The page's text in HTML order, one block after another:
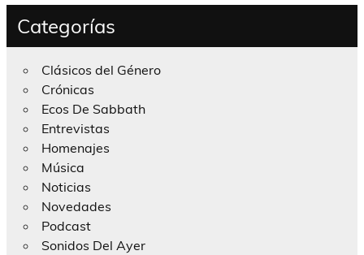
Categorías
Clásicos del Género
Crónicas
Ecos De Sabbath
Entrevistas
Homenajes
Música
Noticias
Novedades
Podcast
Sonidos Del Ayer